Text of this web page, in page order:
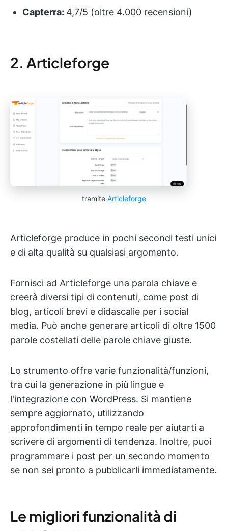
Capterra: 4,7/5 (oltre 4.000 recensioni)
2. Articleforge
tramite Articleforge
Articleforge produce in pochi secondi testi unici
e di alta qualità su qualsiasi argomento.
Fornisci ad Articleforge una parola chiave e
creerà diversi tipi di contenuti, come post di
blog, articoli brevi e didascalie per i social
media. Può anche generare articoli di oltre 1500
parole costellati delle parole chiave giuste.
Lo strumento offre varie funzionalità/funzioni,
tra cui la generazione in più lingue e
l'integrazione con WordPress. Si mantiene
sempre aggiornato, utilizzando
approfondimenti in tempo reale per aiutarti a
scrivere di argomenti di tendenza. Inoltre, puoi
programmare i post per un secondo momento
se non sei pronto a pubblicarli immediatamente.
Le migliori funzionalità di